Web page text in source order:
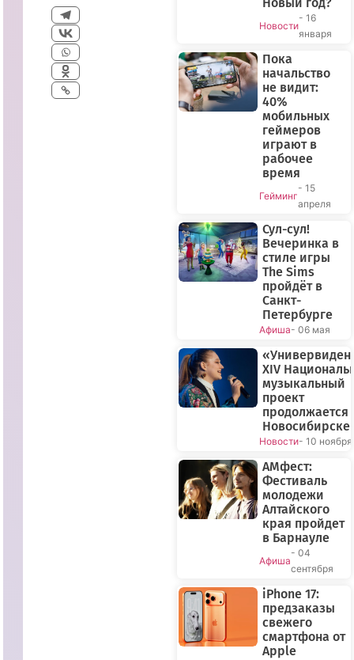
Новости
- 16
января
Пока
начальство
не видит:
40%
мобильных
геймеров
играют в
рабочее
время
Гейминг
- 15
апреля
Сул-сул!
Вечеринка в
стиле игры
The Sims
пройдёт в
Санкт-
Петербурге
Афиша- 06 мая
XIV
музыкальный
проект
продолжается
Новосибирске
Новости- 10 ноября
АМфест:
Фестиваль
молодежи
Алтайского
края пройдет
в Барнауле
Афиша
- 04
сентября
iPhone 17:
предзаказы
свежего
смартфона от
Apple